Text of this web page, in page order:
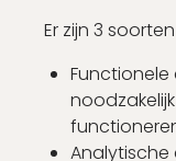
Er zijn 3
Functionele
Analytische